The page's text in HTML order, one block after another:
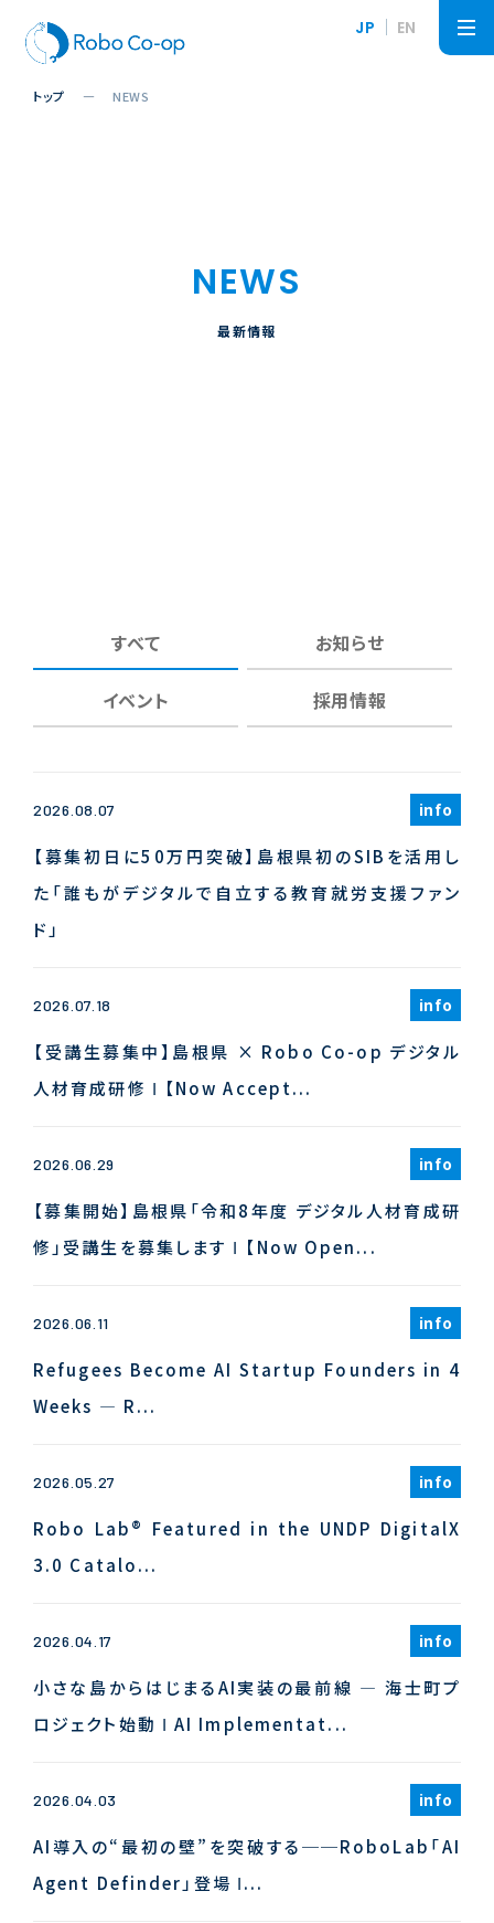
JP EN
トップ NEWS
NEWS
最新情報
すべて お知らせ
イベント 採用情報
2026.08.07 info
【募集初日に50万円突破】島根県初のSIBを活用し
た「誰もがデジタルで自立する教育就労支援ファン
ド」
2026.07.18 info
【受講生募集中】島根県 × Robo Co-op デジタル
人材育成研修 Ι 【Now Accept...
2026.06.29 info
【募集開始】島根県「令和8年度 デジタル人材育成研
修」受講生を募集します Ι 【Now Open...
2026.06.11 info
Refugees Become AI Startup Founders in 4
Weeks — R...
2026.05.27 info
Robo Lab® Featured in the UNDP DigitalX
3.0 Catalo...
2026.04.17 info
小さな島からはじまるAI実装の最前線 ― 海士町プ
ロジェクト始動 Ι AI Implementat...
2026.04.03 info
AI導入の“最初の壁”を突破する──RoboLab「AI
Agent Definder」登場 Ι...